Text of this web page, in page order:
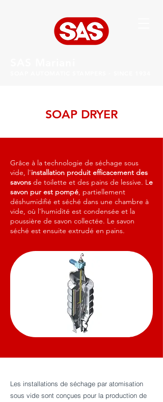
SOAP DRYER
Grâce à la technologie de séchage sous
vide, l'installation produit efficacement des
savons de toilette et des pains de lessive. Le
savon pur est pompé, partiellement
déshumidifié et séché dans une chambre à
vide, où l'humidité est condensée et la
poussière de savon collectée. Le savon
séché est ensuite extrudé en pains.
Les installations de séchage par atomisation
sous vide sont conçues pour la production de